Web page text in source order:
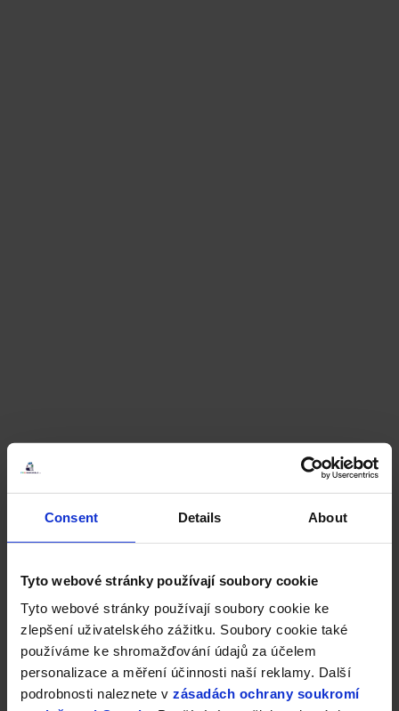
Consent Details About
Tyto webové stránky používají soubory cookie
Tyto webové stránky používají soubory cookie ke
zlepšení uživatelského zážitku. Soubory cookie také
používáme ke shromažďování údajů za účelem
personalizace a měření účinnosti naší reklamy. Další
podrobnosti naleznete v zásadách ochrany soukromí